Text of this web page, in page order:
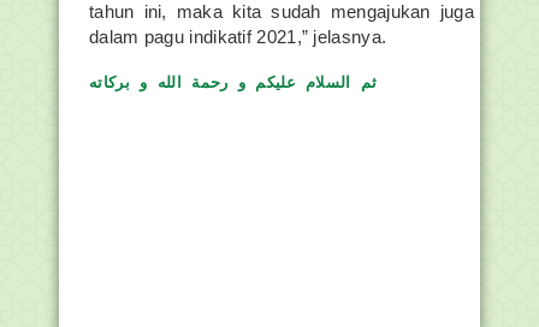
tahun ini, maka kita sudah mengajukan juga
dalam pagu indikatif 2021,” jelasnya.
ثم السلام عليكم و رحمة الله و بركاته